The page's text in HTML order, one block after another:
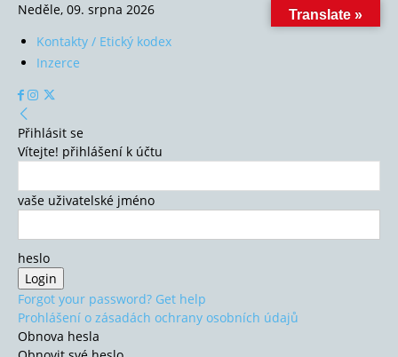
Neděle, 09. srpna 2026
Kontakty / Etický kodex
Inzerce
Přihlásit se
Vítejte! přihlášení k účtu
vaše uživatelské jméno
heslo
Forgot your password? Get help
Prohlášení o zásadách ochrany osobních údajů
Obnova hesla
Translate »